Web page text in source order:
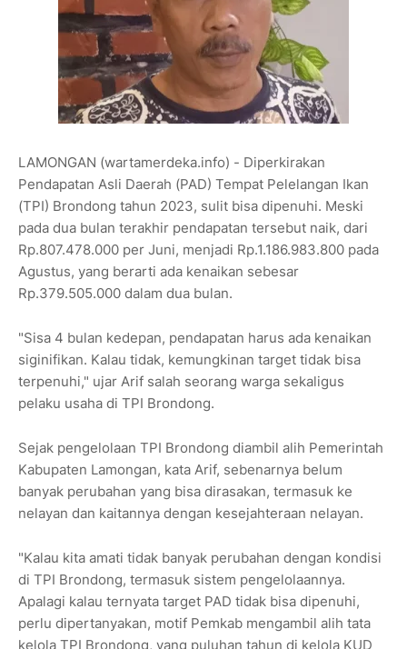
LAMONGAN (wartamerdeka.info) - Diperkirakan
Pendapatan Asli Daerah (PAD) Tempat Pelelangan Ikan
(TPI) Brondong tahun 2023, sulit bisa dipenuhi. Meski
pada dua bulan terakhir pendapatan tersebut naik, dari
Rp.807.478.000 per Juni, menjadi Rp.1.186.983.800 pada
Agustus, yang berarti ada kenaikan sebesar
Rp.379.505.000 dalam dua bulan.
"Sisa 4 bulan kedepan, pendapatan harus ada kenaikan
siginifikan. Kalau tidak, kemungkinan target tidak bisa
terpenuhi," ujar Arif salah seorang warga sekaligus
pelaku usaha di TPI Brondong.
Sejak pengelolaan TPI Brondong diambil alih Pemerintah
Kabupaten Lamongan, kata Arif, sebenarnya belum
banyak perubahan yang bisa dirasakan, termasuk ke
nelayan dan kaitannya dengan kesejahteraan nelayan.
"Kalau kita amati tidak banyak perubahan dengan kondisi
di TPI Brondong, termasuk sistem pengelolaannya.
Apalagi kalau ternyata target PAD tidak bisa dipenuhi,
perlu dipertanyakan, motif Pemkab mengambil alih tata
kelola TPI Brondong, yang puluhan tahun di kelola KUD